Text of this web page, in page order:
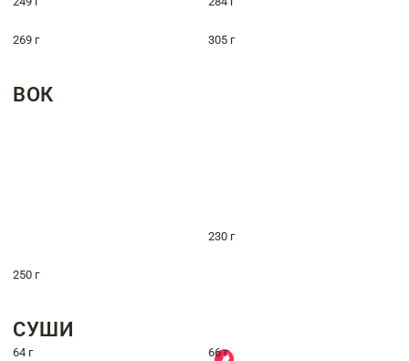
269 г 305 г
ВОК
230 г
250 г
СУШИ
64 г 66 г